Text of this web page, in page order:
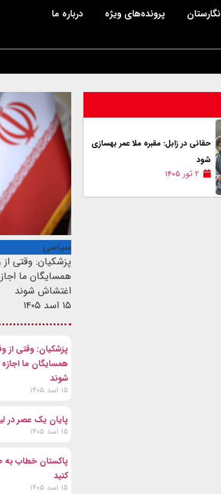
نگارستان پرونده‌های ویژه درباره ما
حقانی در زابل: مقبره ملا عمر بهسازی
شود
۲ ثور ۱۴۰۵
سیاسی
پزشکیان: وقتی
همسایگان ما
اغتشاش شوند
۱۵ اسد ۱۴۰۵
پزشکیان: وقتی
همسایگان ما
شوند
۱۵ اسد ۱۴۰۵
پایان یک عصر در
۱۵ اسد ۱۴۰۵
پاکستان خطاب به
کنید
۱۵ اسد ۱۴۰۵